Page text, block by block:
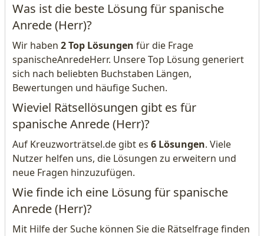
Was ist die beste Lösung für spanische
Anrede (Herr)?
Wir haben 2 Top Lösungen für die Frage
spanischeAnredeHerr. Unsere Top Lösung generiert
sich nach beliebten Buchstaben Längen,
Bewertungen und häufige Suchen.
Wieviel Rätsellösungen gibt es für
spanische Anrede (Herr)?
Auf Kreuzworträtsel.de gibt es 6 Lösungen. Viele
Nutzer helfen uns, die Lösungen zu erweitern und
neue Fragen hinzuzufügen.
Wie finde ich eine Lösung für spanische
Anrede (Herr)?
Mit Hilfe der Suche können Sie die Rätselfrage finden